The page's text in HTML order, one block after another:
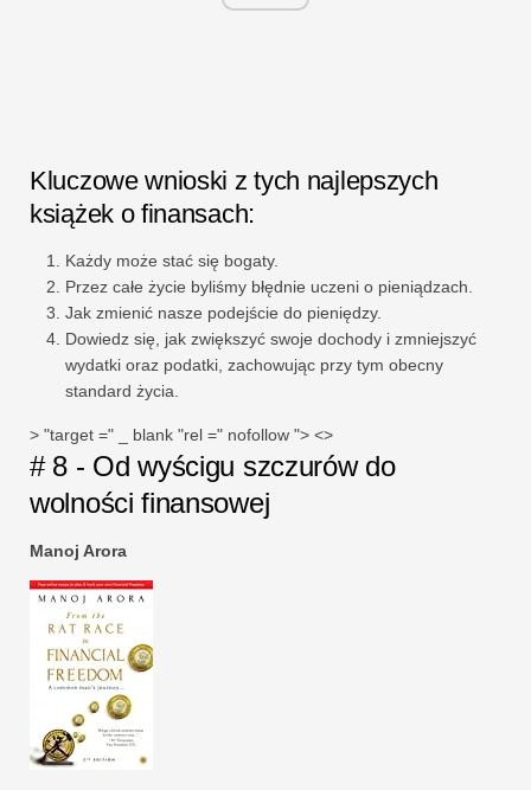
Kluczowe wnioski z tych najlepszych
książek o finansach:
Każdy może stać się bogaty.
Przez całe życie byliśmy błędnie uczeni o pieniądzach.
Jak zmienić nasze podejście do pieniędzy.
Dowiedz się, jak zwiększyć swoje dochody i zmniejszyć
wydatki oraz podatki, zachowując przy tym obecny
standard życia.
> "target =" _ blank "rel =" nofollow "> <>
# 8 - Od wyścigu szczurów do
wolności finansowej
Manoj Arora